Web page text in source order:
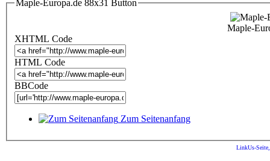
Maple-Europa.de 88x31 Button
Maple-
XHTML Code
HTML Code
BBCode
Zum Seitenanfang
LinkUs-